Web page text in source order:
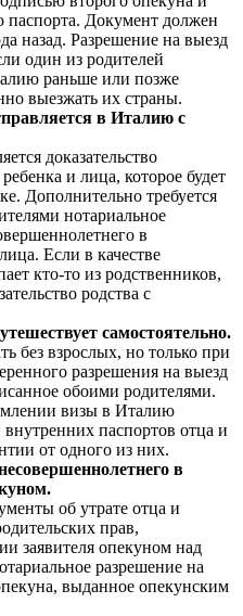
паспорта. Документ должен
назад. Разрешение на выезд
один из родителей
раньше или позже
выезжать их страны.
в Италию с
доказательство
и лица, которое будет
Дополнительно требуется
нотариальное
в
Если в качестве
кто-то из родственников,
родства с
самостоятельно.
без взрослых, но только при
разрешения на выезд
обоими родителями.
визы в Италию
паспортов отца и
от одного из них.
в
об утрате отца и
прав,
заявителя опекуном над
разрешение на
выданное опекунским